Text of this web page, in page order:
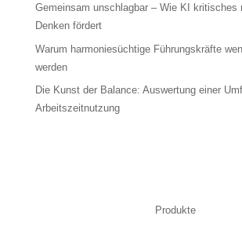
Gemeinsam unschlagbar – Wie KI kritisches
Denken fördert
Warum harmoniesüchtige Führungskräfte
werden
Die Kunst der Balance: Auswertung einer
Arbeitszeitnutzung
Produkte